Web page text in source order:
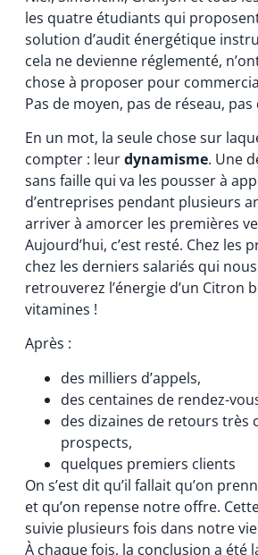
les quatre étudiants qui
solution d’audit énergétique
cela ne devienne réglementé,
chose à proposer pour
Pas de moyen, pas de réseau, pas
En un mot, la seule chose sur
compter : leurdynamisme. Une
sans faille qui va les pousser à
d’entreprises pendant plusieurs
arriver à amorcer les premières
Aujourd’hui, c’est resté. Chez les
chez les derniers salariés qui
retrouverez l’énergie d’un Citron
vitamines !
Après :
des milliers d’appels,
des centaines de rendez-
des dizaines de retours très
prospects,
quelques premiers clients
On s’est dit qu’il fallait qu’on
et qu’on repense notre offre.
suivie plusieurs fois dans notre
À chaque fois, la conclusion a été